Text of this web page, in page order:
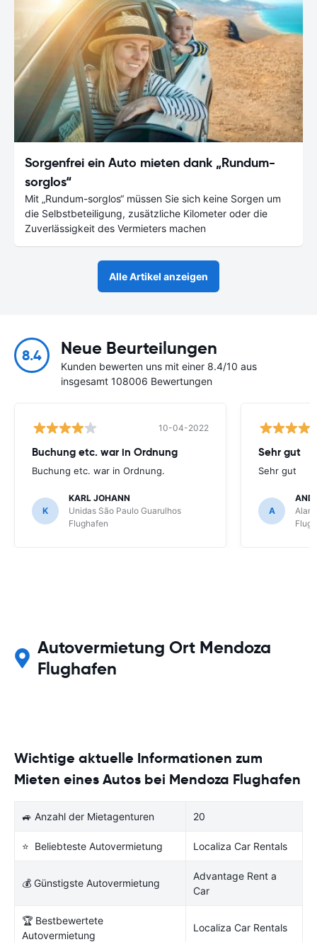
Sorgenfrei ein Auto mieten dank „Rundum-
sorglos“
Mit „Rundum-sorglos“ müssen Sie sich keine Sorgen um
die Selbstbeteiligung, zusätzliche Kilometer oder die
Zuverlässigkeit des Vermieters machen
Alle Artikel anzeigen
8.4 Neue Beurteilungen
Kunden bewerten uns mit einer 8.4/10 aus
insgesamt 108006 Bewertungen
10-04-2022
Buchung etc. war in Ordnung
Buchung etc. war in Ordnung.
K
KARL JOHANN
Unidas São Paulo Guarulhos
Flughafen
Sehr gut
Sehr gut
A
Autovermietung Ort Mendoza
Flughafen
Wichtige aktuelle Informationen zum
Mieten eines Autos bei Mendoza Flughafen
🚙 Anzahl der Mietagenturen 20
⭐ Beliebteste Autovermietung Localiza Car Rentals
💰 Günstigste Autovermietung
Advantage Rent a
Car
🏆 Bestbewertete
Autovermietung
Localiza Car Rentals